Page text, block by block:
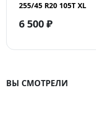
255/45 R20 105T XL
6 500 ₽
ВЫ СМОТРЕЛИ